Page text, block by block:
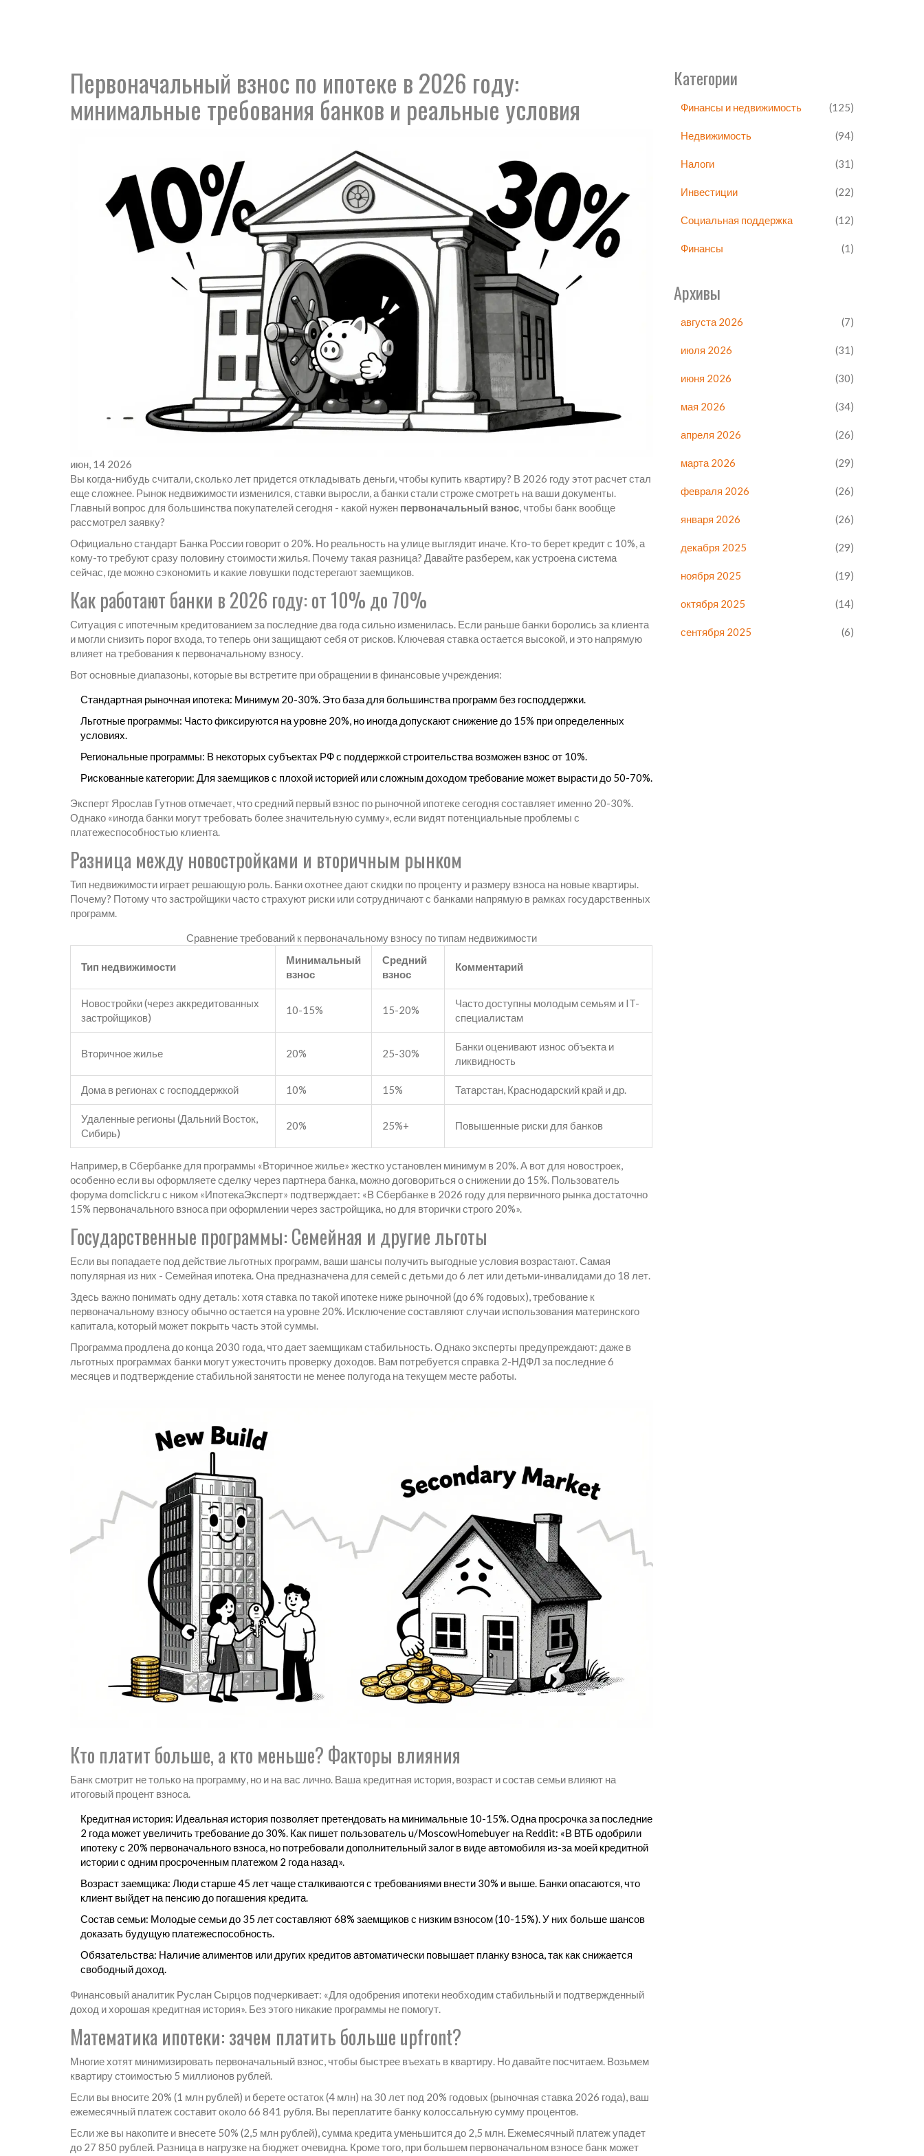
Первоначальный взнос по ипотеке в 2026 году:
минимальные требования банков и реальные условия
июн, 14 2026
Вы когда-нибудь считали, сколько лет придется откладывать деньги, чтобы купить квартиру? В 2026 году этот расчет стал
еще сложнее. Рынок недвижимости изменился, ставки выросли, а банки стали строже смотреть на ваши документы.
Главный вопрос для большинства покупателей сегодня - какой нужен первоначальный взнос, чтобы банк вообще
рассмотрел заявку?
Официально стандарт Банка России говорит о 20%. Но реальность на улице выглядит иначе. Кто-то берет кредит с 10%, а
кому-то требуют сразу половину стоимости жилья. Почему такая разница? Давайте разберем, как устроена система
сейчас, где можно сэкономить и какие ловушки подстерегают заемщиков.
Как работают банки в 2026 году: от 10% до 70%
Ситуация с ипотечным кредитованием за последние два года сильно изменилась. Если раньше банки боролись за клиента
и могли снизить порог входа, то теперь они защищают себя от рисков. Ключевая ставка остается высокой, и это напрямую
влияет на требования к первоначальному взносу.
Вот основные диапазоны, которые вы встретите при обращении в финансовые учреждения:
Стандартная рыночная ипотека: Минимум 20-30%. Это база для большинства программ без господдержки.
Льготные программы: Часто фиксируются на уровне 20%, но иногда допускают снижение до 15% при определенных
условиях.
Региональные программы: В некоторых субъектах РФ с поддержкой строительства возможен взнос от 10%.
Рискованные категории: Для заемщиков с плохой историей или сложным доходом требование может вырасти до 50-70%.
Эксперт Ярослав Гутнов отмечает, что средний первый взнос по рыночной ипотеке сегодня составляет именно 20-30%.
Однако «иногда банки могут требовать более значительную сумму», если видят потенциальные проблемы с
платежеспособностью клиента.
Разница между новостройками и вторичным рынком
Тип недвижимости играет решающую роль. Банки охотнее дают скидки по проценту и размеру взноса на новые квартиры.
Почему? Потому что застройщики часто страхуют риски или сотрудничают с банками напрямую в рамках государственных
программ.
Сравнение требований к первоначальному взносу по типам недвижимости
Тип недвижимости
Минимальный
взнос
Средний
взнос
Комментарий
Новостройки (через аккредитованных
застройщиков)
10-15% 15-20%
Часто доступны молодым семьям и IT-
специалистам
Вторичное жилье 20% 25-30%
Банки оценивают износ объекта и
ликвидность
Дома в регионах с господдержкой 10% 15% Татарстан, Краснодарский край и др.
Удаленные регионы (Дальний Восток,
Сибирь)
20% 25%+ Повышенные риски для банков
Например, вСбербанке для программы «Вторичное жилье» жестко установлен минимум в 20%. А вот для новостроек,
особенно если вы оформляете сделку через партнера банка, можно договориться о снижении до 15%. Пользователь
форума domclick.ru с ником «ИпотекаЭксперт» подтверждает: «В Сбербанке в 2026 году для первичного рынка достаточно
15% первоначального взноса при оформлении через застройщика, но для вторички строго 20%».
Государственные программы: Семейная и другие льготы
Если вы попадаете под действие льготных программ, ваши шансы получить выгодные условия возрастают. Самая
популярная из них - Семейная ипотека. Она предназначена для семей с детьми до 6 лет или детьми-инвалидами до 18 лет.
Здесь важно понимать одну деталь: хотя ставка по такой ипотеке ниже рыночной (до 6% годовых), требование к
первоначальному взносу обычно остается на уровне 20%. Исключение составляют случаи использования материнского
капитала, который может покрыть часть этой суммы.
Программа продлена до конца 2030 года, что дает заемщикам стабильность. Однако эксперты предупреждают: даже в
льготных программах банки могут ужесточить проверку доходов. Вам потребуется справка 2-НДФЛ за последние 6
месяцев и подтверждение стабильной занятости не менее полугода на текущем месте работы.
Кто платит больше, а кто меньше? Факторы влияния
Банк смотрит не только на программу, но и на вас лично. Ваша кредитная история, возраст и состав семьи влияют на
итоговый процент взноса.
Кредитная история: Идеальная история позволяет претендовать на минимальные 10-15%. Одна просрочка за последние
2 года может увеличить требование до 30%. Как пишет пользователь u/MoscowHomebuyer на Reddit: «В ВТБ одобрили
ипотеку с 20% первоначального взноса, но потребовали дополнительный залог в виде автомобиля из-за моей кредитной
истории с одним просроченным платежом 2 года назад».
Возраст заемщика: Люди старше 45 лет чаще сталкиваются с требованиями внести 30% и выше. Банки опасаются, что
клиент выйдет на пенсию до погашения кредита.
Состав семьи: Молодые семьи до 35 лет составляют 68% заемщиков с низким взносом (10-15%). У них больше шансов
доказать будущую платежеспособность.
Обязательства: Наличие алиментов или других кредитов автоматически повышает планку взноса, так как снижается
свободный доход.
Финансовый аналитик Руслан Сырцов подчеркивает: «Для одобрения ипотеки необходим стабильный и подтвержденный
доход и хорошая кредитная история». Без этого никакие программы не помогут.
Математика ипотеки: зачем платить больше upfront?
Многие хотят минимизировать первоначальный взнос, чтобы быстрее въехать в квартиру. Но давайте посчитаем. Возьмем
квартиру стоимостью 5 миллионов рублей.
Если вы вносите 20% (1 млн рублей) и берете остаток (4 млн) на 30 лет под 20% годовых (рыночная ставка 2026 года), ваш
ежемесячный платеж составит около 66 841 рубля. Вы переплатите банку колоссальную сумму процентов.
Если же вы накопите и внесете 50% (2,5 млн рублей), сумма кредита уменьшится до 2,5 млн. Ежемесячный платеж упадет
до 27 850 рублей. Разница в нагрузке на бюджет очевидна. Кроме того, при большем первоначальном взносе банк может
Категории
Финансы и недвижимость (125)
Недвижимость (94)
Налоги (31)
Инвестиции (22)
Социальная поддержка (12)
Финансы (1)
Архивы
августа 2026 (7)
июля 2026 (31)
июня 2026 (30)
мая 2026 (34)
апреля 2026 (26)
марта 2026 (29)
февраля 2026 (26)
января 2026 (26)
декабря 2025 (29)
ноября 2025 (19)
октября 2025 (14)
сентября 2025 (6)